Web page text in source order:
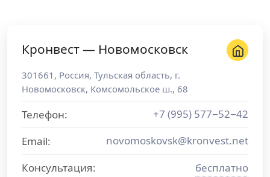
Кронвест — Новомосковск
301661 , Россия, Тульская область, г.
Новомосковск, Комсомольское ш., 68
Телефон:
+7 (995) 577−52−42
Email:
novomoskovsk@kronvest.net
Консультация:
бесплатно